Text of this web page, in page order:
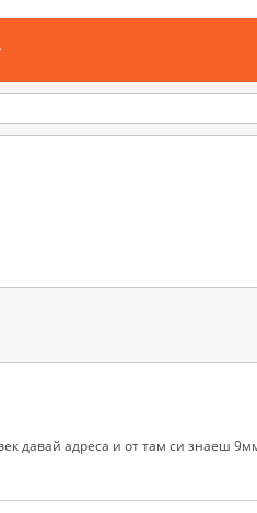
давай адреса и от там си знаеш